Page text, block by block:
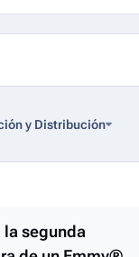
y Distribución
la segunda